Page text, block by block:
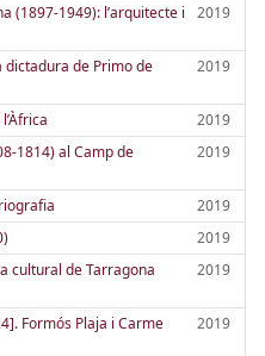
(1897-1949): l’arquitecte i
2019
dictadura de Primo de
2019
2019
1814) al Camp de
2019
2019
2019
cultural de Tarragona
2019
Formós Plaja i Carme
2019